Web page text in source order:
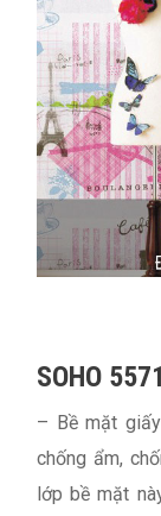
SOHO
– Bề mặt
chống ẩm,
lớp bề mặt